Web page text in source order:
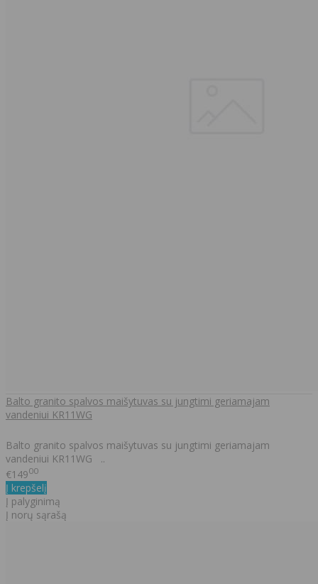
Balto granito spalvos maišytuvas su jungtimi geriamajam
vandeniui KR11WG
Balto granito spalvos maišytuvas su jungtimi geriamajam
vandeniui KR11WG ..
€14900
Į krepšelį
Į palyginimą
Į norų sąrašą